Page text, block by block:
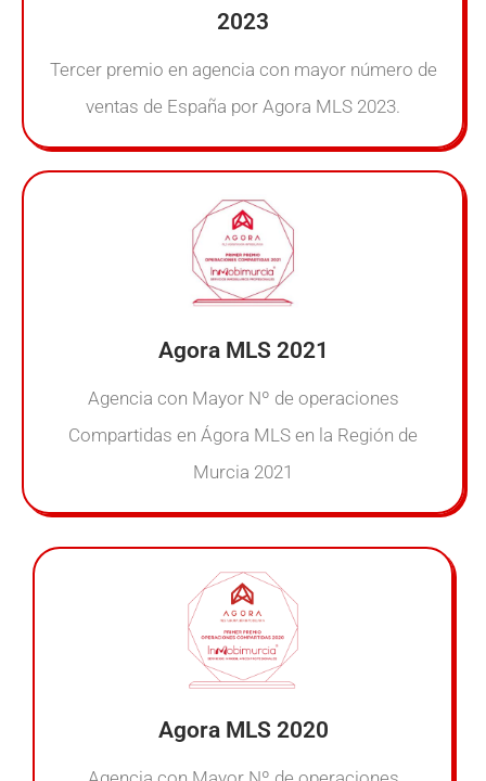
2023
Tercer premio en agencia con mayor número de
ventas de España por Agora MLS 2023.
Agora MLS 2021
Agencia con Mayor Nº de operaciones
Compartidas en Ágora MLS en la Región de
Murcia 2021
Agora MLS 2020